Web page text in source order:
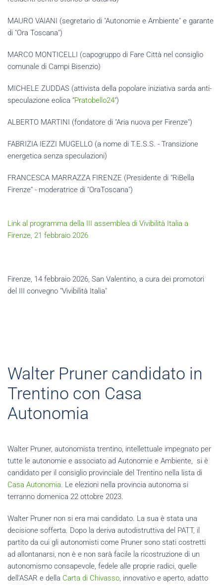
MAURO VAIANI (segretario di "Autonomie e Ambiente" e garante
di "Ora Toscana")
MARCO MONTICELLI (capogruppo di Fare Città nel consiglio
comunale di Campi Bisenzio)
MICHELE ZUDDAS (attivista della popolare iniziativa sarda anti-
speculazione eolica “Pratobello24")
ALBERTO MARTINI (fondatore di "Aria nuova per Firenze")
FABRIZIA IEZZI MUGELLO (a nome di T.E.S.S. - Transizione
energetica senza speculazioni)
FRANCESCA MARRAZZA FIRENZE (Presidente di "RiBella
Firenze" - moderatrice di "OraToscana")
Link al programma della III assemblea di Vivibilità Italia a
Firenze, 21 febbraio 2026
Firenze, 14 febbraio 2026, San Valentino, a cura dei promotori
del III convegno "Vivibilità Italia"
Walter Pruner candidato in
Trentino con Casa
Autonomia
Walter Pruner, autonomista trentino, intellettuale impegnato per
tutte le autonomie e associato ad Autonomie e Ambiente, si è
candidato per il consiglio provinciale del Trentino nella lista di
Casa Autonomia. Le elezioni nella provincia autonoma si
terranno domenica 22 ottobre 2023.
Walter Pruner non si era mai candidato. La sua è stata una
decisione sofferta. Dopo la deriva autodistruttiva del PATT, il
partito da cui gli autonomisti come Pruner sono stati costretti
ad allontanarsi, non è e non sarà facile la ricostruzione di un
autonomismo consapevole, fedele alle proprie radici, quelle
dell'ASAR e della Carta di Chivasso, innovativo e aperto, adatto